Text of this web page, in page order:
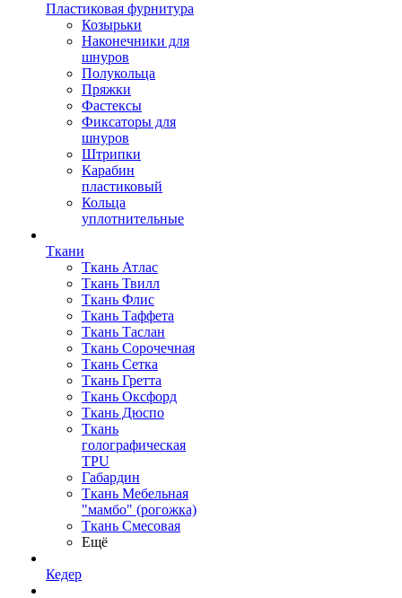
Пластиковая фурнитура
Козырьки
Наконечники для
шнуров
Полукольца
Пряжки
Фастексы
Фиксаторы для
шнуров
Штрипки
Карабин
пластиковый
Кольца
уплотнительные
Ткани
Ткань Атлас
Ткань Твилл
Ткань Флис
Ткань Таффета
Ткань Таслан
Ткань Сорочечная
Ткань Сетка
Ткань Гретта
Ткань Оксфорд
Ткань Дюспо
Ткань
голографическая
TPU
Габардин
Ткань Мебельная
"мамбо" (рогожка)
Ткань Смесовая
Ещё
Кедер